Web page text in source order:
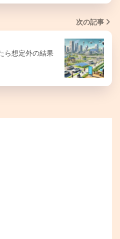
次の記事
ら想定外の結果